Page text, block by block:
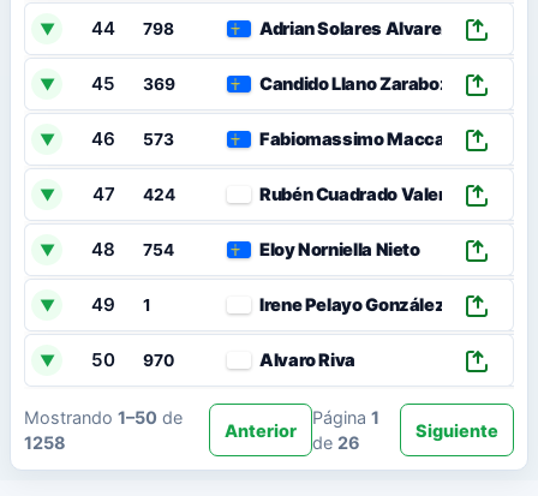
▼ 44 798 Adrian Solares Alvarez
▼ 45 369 Candido Llano Zarabozo
▼ 46 573 Fabiomassimo Maccagnan
▼ 47 424 Rubén Cuadrado Valero
▼ 48 754 Eloy Norniella Nieto
▼ 49 1 Irene Pelayo González
▼ 50 970 Alvaro Riva
Mostrando 1–50 de
1258
Anterior
Página1
de 26
Siguiente